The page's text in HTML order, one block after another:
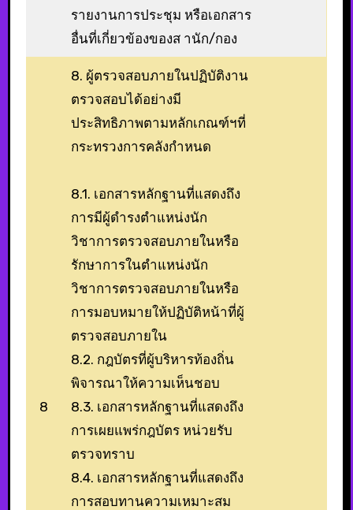
รายงานการประชุม หรือเอกสาร
อื่นที่เกี่ยวข้องของส านัก/กอง
8
8. ผู้ตรวจสอบภายในปฏิบัติงาน
ตรวจสอบได้อย่างมี
ประสิทธิภาพตามหลักเกณฑ์ฯที่
กระทรวงการคลังกำหนด
8.1. เอกสารหลักฐานที่แสดงถึง
การมีผู้ดำรงตำแหน่งนัก
วิชาการตรวจสอบภายในหรือ
รักษาการในตำแหน่งนัก
วิชาการตรวจสอบภายในหรือ
การมอบหมายให้ปฏิบัติหน้าที่ผู้
ตรวจสอบภายใน
8.2. กฎบัตรที่ผู้บริหารท้องถิ่น
พิจารณาให้ความเห็นชอบ
8.3. เอกสารหลักฐานที่แสดงถึง
การเผยแพร่กฎบัตร หน่วยรับ
ตรวจทราบ
8.4. เอกสารหลักฐานที่แสดงถึง
การสอบทานความเหมาะสม